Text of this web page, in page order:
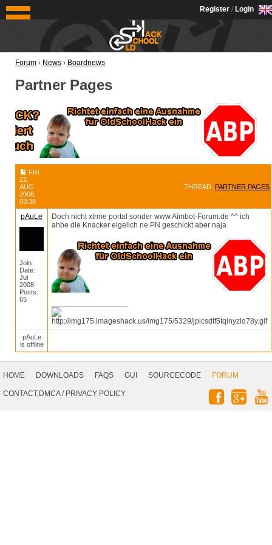
OldSchoolHack
Register / Login
Forum › News › Boardnews
Partner Pages
FRI
22.
AUG
2008,
03:38
THREAD: PARTNER PAGES
pAuLe
Join
Date:
Jul
2008
Posts:
65
Doch nicht xtrme portal sonder www.Aimbot-Forum.de ^^ ich
ahbe die Knacker eigelich ne PN geschickt aber naja
pAuLe
is offline
Navigation
HOME DOWNLOADS FAQS GUI SOURCECODE
FORUM
CONTACT,DMCA/ PRIVACY POLICY